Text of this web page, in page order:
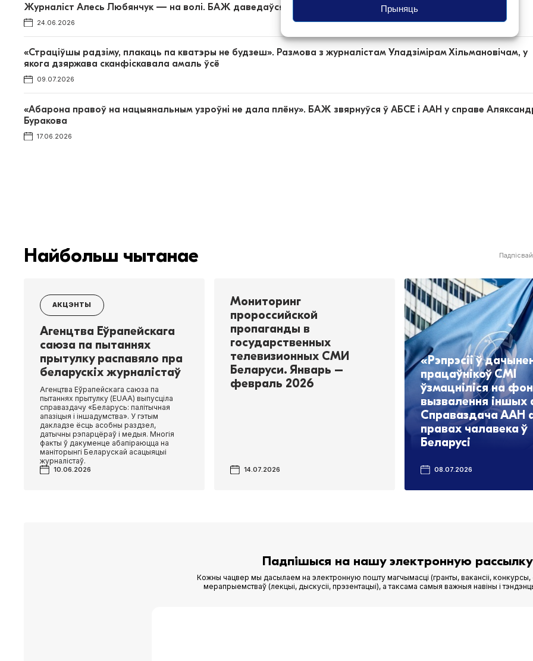
Прыняць
Журналіст Алесь Любянчук — на волі. БАЖ даведаўся, за што яго судзілі другі раз
24.06.2026
«Страціўшы радзіму, плакаць па кватэры не будзеш». Размова з журналістам Уладзімірам Хільмановічам, у
якога дзяржава сканфіскавала амаль ўсё
09.07.2026
«Абарона правоў на нацыянальным узроўні не дала плёну». БАЖ звярнуўся ў АБСЕ і ААН у справе
Буракова
17.06.2026
Найбольш чытанае
АКЦЭНТЫ
Агенцтва Еўрапейскага
саюза па пытаннях
прытулку распавяло пра
беларускіх журналістаў
Агенцтва Еўрапейскага саюза па
пытаннях прытулку (EUAA) выпусціла
справаздачу «Беларусь: палітычная
апазіцыя і іншадумства». У гэтым
дакладзе ёсць асобны раздзел,
датычны рэпарцёраў і медыя. Многія
факты ў дакуменце абапіраюцца на
маніторынгі Беларускай асацыяцыі
журналістаў.
10.06.2026
Мониторинг
пророссийской
пропаганды в
государственных
телевизионных СМИ
Беларуси. Январь –
февраль 2026
14.07.2026
«Рэпрэсіі ў
працаўнікоў СМІ
ўзмацніліся на
вызвалення іншых
Справаздача ААН
правах чалавека ў
Беларусі
08.07.2026
Падпішыся на нашу электронную
Кожны чацвер мы дасылаем на электронную пошту магчымасці (гранты, вакансіі, конкурсы,
мерапрыемстваў (лекцыі, дыскусіі, прэзентацыі), а таксама самыя важныя навіны і